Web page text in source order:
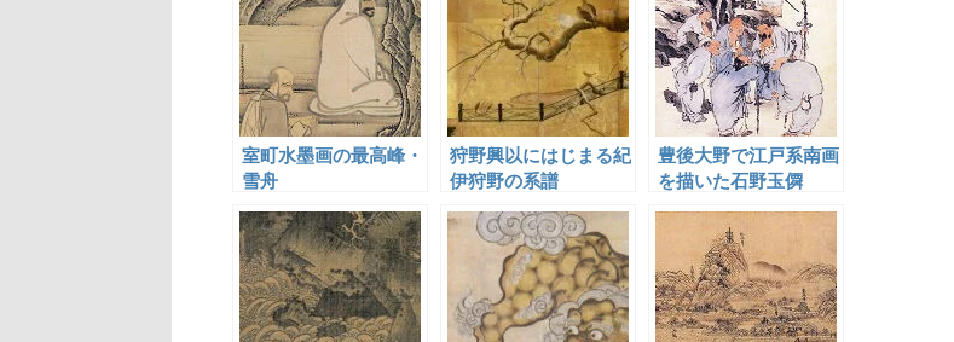
室町水墨画の最高峰・
雪舟
狩野興以にはじまる紀
伊狩野の系譜
豊後大野で江戸系南画
を描いた石野玉僲